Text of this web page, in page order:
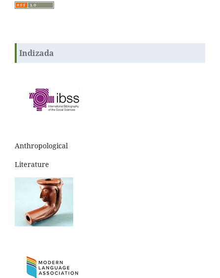
Indizada
Anthropological
Literature